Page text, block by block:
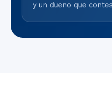
y un dueno que